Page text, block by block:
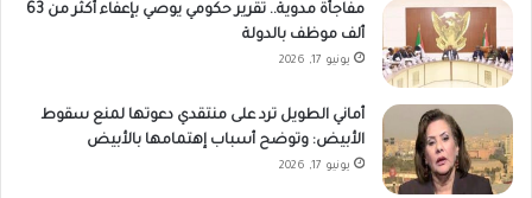
مفاجأة مدوية.. تقرير حكومي يوصي بإعفاء أكثر من 63
ألف موظف بالدولة
يونيو 17, 2026
أماني الطويل ترد على منتقدي دعوتها لمنع سقوط
الأبيض: وتوضح أسباب إهتمامها بالأبيض
يونيو 17, 2026